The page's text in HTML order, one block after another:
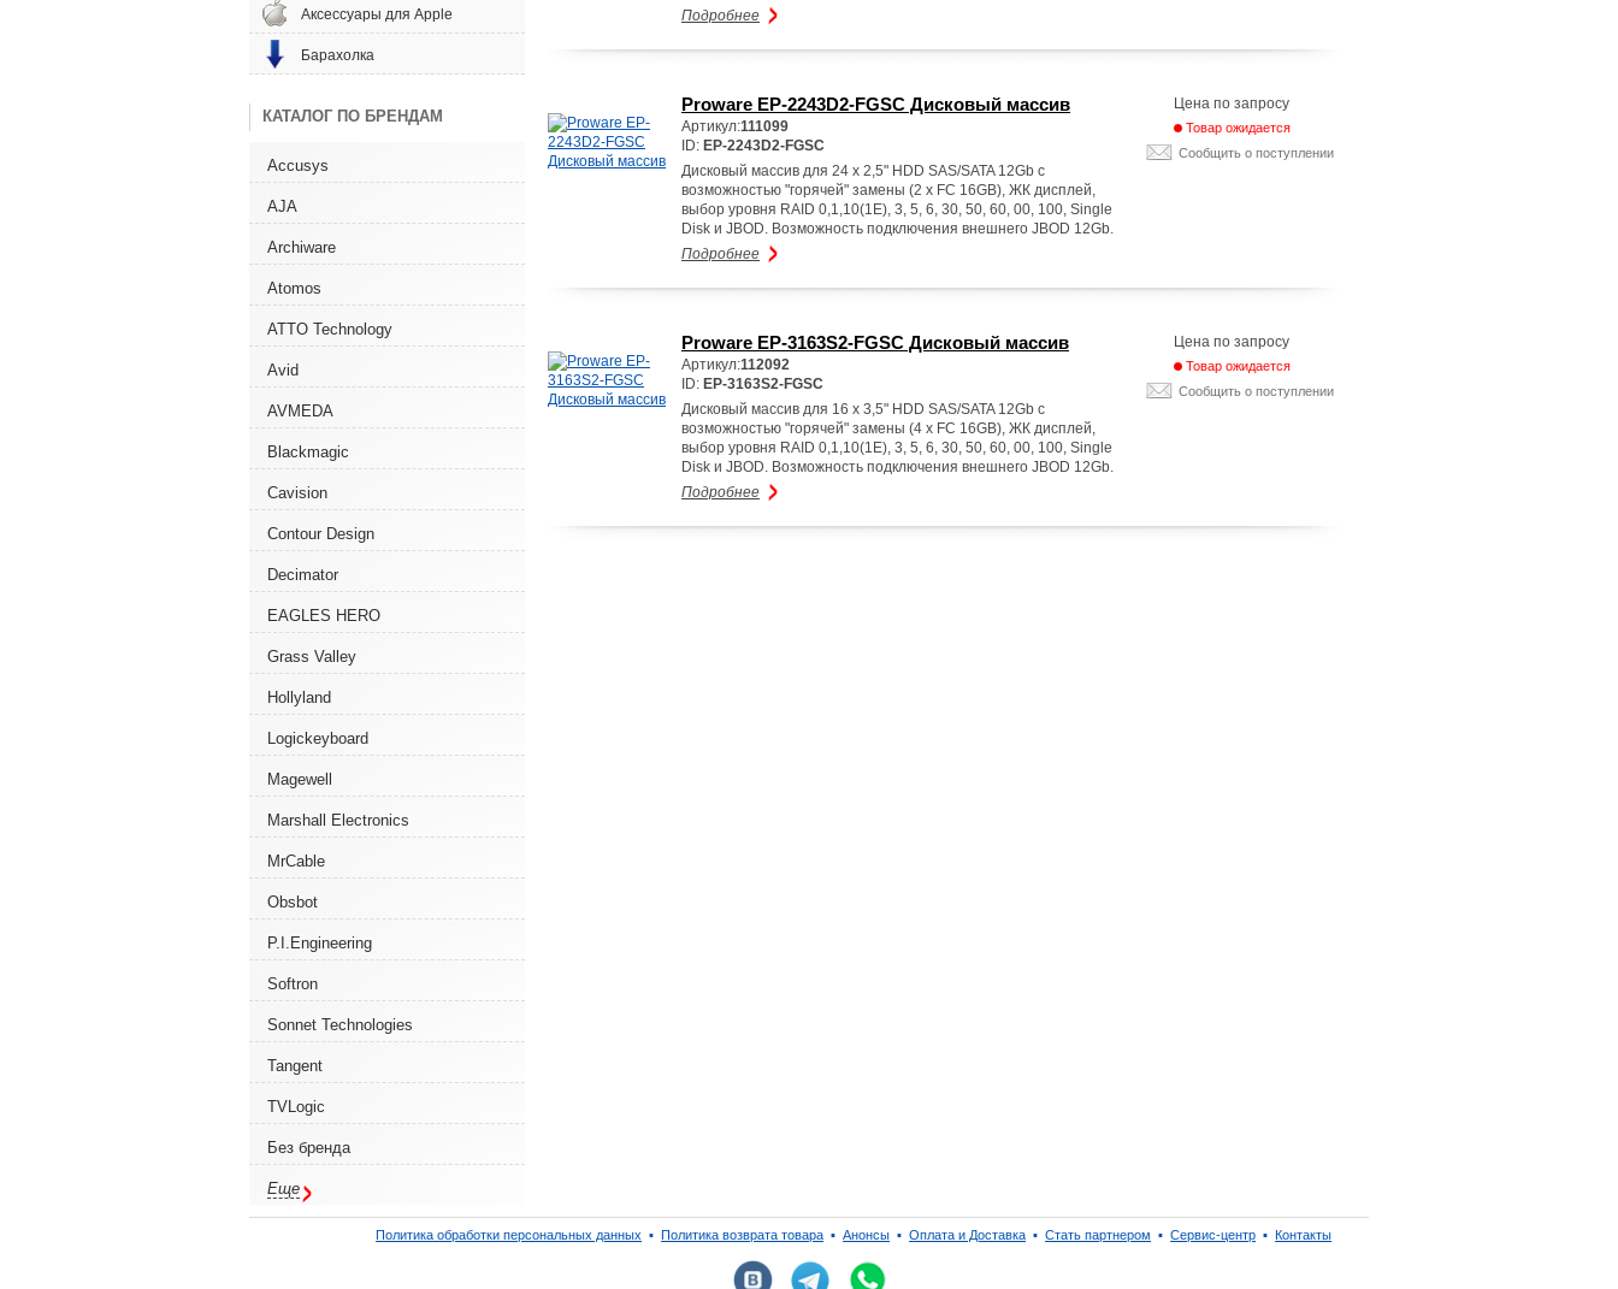
Аксессуары для Apple
Барахолка
КАТАЛОГ ПО БРЕНДАМ
Accusys
AJA
Archiware
Atomos
ATTO Technology
Avid
AVMEDA
Blackmagic
Cavision
Contour Design
Decimator
EAGLES HERO
Grass Valley
Hollyland
Logickeyboard
Magewell
Marshall Electronics
MrCable
Obsbot
P.I.Engineering
Softron
Sonnet Technologies
Tangent
TVLogic
Без бренда
Еще
Подробнее
Proware EP-2243D2-FGSC Дисковый массив
Артикул:111099
ID: EP-2243D2-FGSC
Дисковый массив для 24 x 2,5" HDD SAS/SATA 12Gb с
возможностью "горячей" замены (2 x FC 16GB), ЖК дисплей,
выбор уровня RAID 0,1,10(1E), 3, 5, 6, 30, 50, 60, 00, 100, Single
Disk и JBOD. Возможность подключения внешнего JBOD 12Gb.
Подробнее
Цена по запросу
Товар ожидается
Сообщить о поступлении
Proware EP-3163S2-FGSC Дисковый массив
Артикул:112092
ID: EP-3163S2-FGSC
Дисковый массив для 16 x 3,5" HDD SAS/SATA 12Gb с
возможностью "горячей" замены (4 x FC 16GB), ЖК дисплей,
выбор уровня RAID 0,1,10(1E), 3, 5, 6, 30, 50, 60, 00, 100, Single
Disk и JBOD. Возможность подключения внешнего JBOD 12Gb.
Подробнее
Цена по запросу
Товар ожидается
Сообщить о поступлении
Политика обработки персональных данных ▪ Политика возврата товара ▪ Анонсы ▪ Оплата и Доставка ▪ Стать партнером ▪ Сервис-центр ▪ Контакты